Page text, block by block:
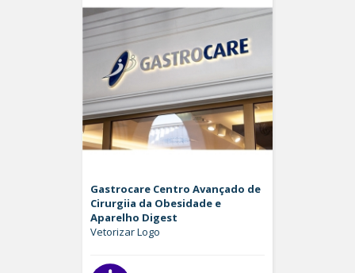
Gastrocare Centro Avançado de
Cirurgiia da Obesidade e
Aparelho Digest
Vetorizar Logo